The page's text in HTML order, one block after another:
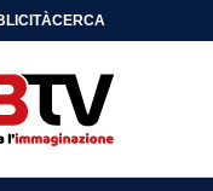
CERCA